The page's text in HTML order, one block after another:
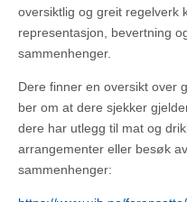
oversiktlig og greit regelverk
representasjon, bevertning
sammenhenger.
Dere finner en oversikt over
ber om at dere sjekker
dere har utlegg til mat og
arrangementer eller besøk
sammenhenger: